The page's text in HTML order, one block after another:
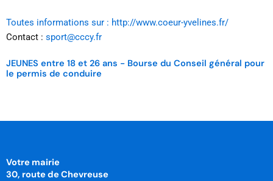
Toutes informations sur : http://www.coeur-yvelines.fr/
Contact : sport@cccy.fr
JEUNES entre 18 et 26 ans - Bourse du Conseil général pour
le permis de conduire
Votre mairie
30, route de Chevreuse